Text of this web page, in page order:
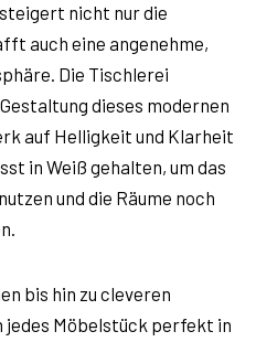
nicht nur die
auch eine angenehme,
Die Tischlerei
dieses modernen
auf Helligkeit und Klarheit
in Weiß gehalten, um das
und die Räume noch
bis hin zu cleveren
jedes Möbelstück perfekt in